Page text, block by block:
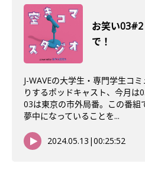
お笑い
で！
J-WAVEの大学生・専門学生コ
りするポッドキャスト、今月は
03は東京の市外局番。この番組
夢中になっていることを...
2024.05.13 |00:25:52